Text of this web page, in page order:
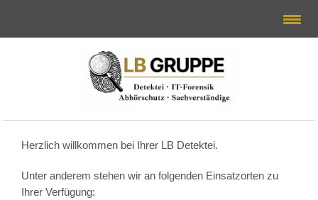
Herzlich willkommen bei Ihrer LB Detektei.
Unter anderem stehen wir an folgenden Einsatzorten zu
Ihrer Verfügung: